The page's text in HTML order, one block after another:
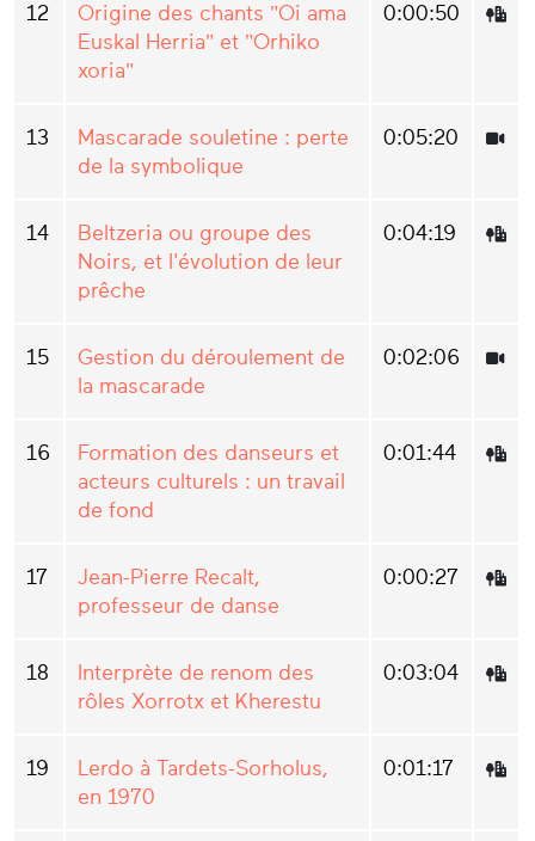
12
Origine des chants "Oi ama
Euskal Herria" et "Orhiko
xoria"
0:00:50
13
Mascarade souletine : perte
de la symbolique
0:05:20
14
Beltzeria ou groupe des
Noirs, et l'évolution de leur
prêche
0:04:19
15
Gestion du déroulement de
la mascarade
0:02:06
16
Formation des danseurs et
acteurs culturels : un travail
de fond
0:01:44
17
Jean-Pierre Recalt,
professeur de danse
0:00:27
18
Interprète de renom des
rôles Xorrotx et Kherestu
0:03:04
19
Lerdo à Tardets-Sorholus,
en 1970
0:01:17